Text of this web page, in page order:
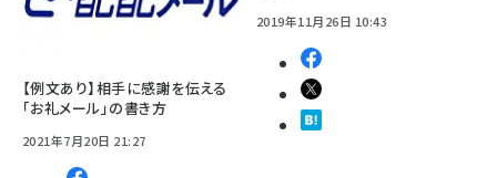
【例文あり】相手に感謝を伝える
「お礼メール」の書き方
2021年7月20日 21:27
2019年11月26日 10:43